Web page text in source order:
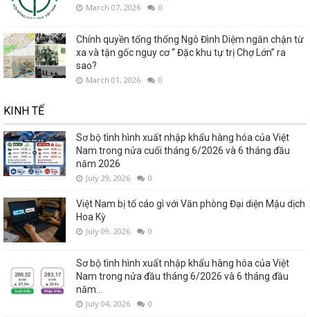
March 07, 2026 0
Chính quyền tổng thống Ngô Đình Diệm ngăn chận từ
xa và tận gốc nguy cơ “ Đặc khu tự trị Chợ Lớn” ra
sao?
March 01, 2026 0
KINH TẾ
Sơ bộ tình hình xuất nhập khẩu hàng hóa của Việt
Nam trong nửa cuối tháng 6/2026 và 6 tháng đầu
năm 2026
July 29, 2026 0
Việt Nam bị tố cáo gì với Văn phòng Đại diện Mậu dịch
Hoa Kỳ
July 09, 2026 0
Sơ bộ tình hình xuất nhập khẩu hàng hóa của Việt
Nam trong nửa đầu tháng 6/2026 và 6 tháng đầu
năm...
July 04, 2026 0